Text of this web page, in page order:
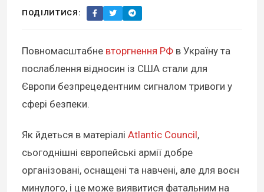
ПОДІЛИТИСЯ:
Повномасштабне вторгнення РФ в Україну та
послаблення відносин із США стали для
Європи безпрецедентним сигналом тривоги у
сфері безпеки.
Як йдеться в матеріалі Atlantic Council,
сьогоднішні європейські армії добре
організовані, оснащені та навчені, але для воєн
минулого, і це може виявитися фатальним на